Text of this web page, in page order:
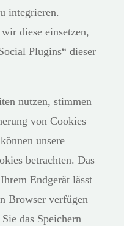
integrieren.
diese einsetzen,
Plugins“ dieser
nutzen, stimmen
von Cookies
unsere
betrachten. Das
Endgerät lässt
Browser verfügen
das Speichern